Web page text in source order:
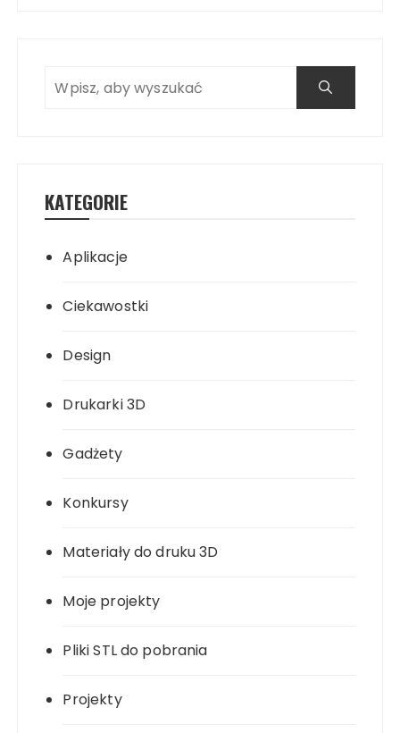
KATEGORIE
Aplikacje
Ciekawostki
Design
Drukarki 3D
Gadżety
Konkursy
Materiały do druku 3D
Moje projekty
Pliki STL do pobrania
Projekty